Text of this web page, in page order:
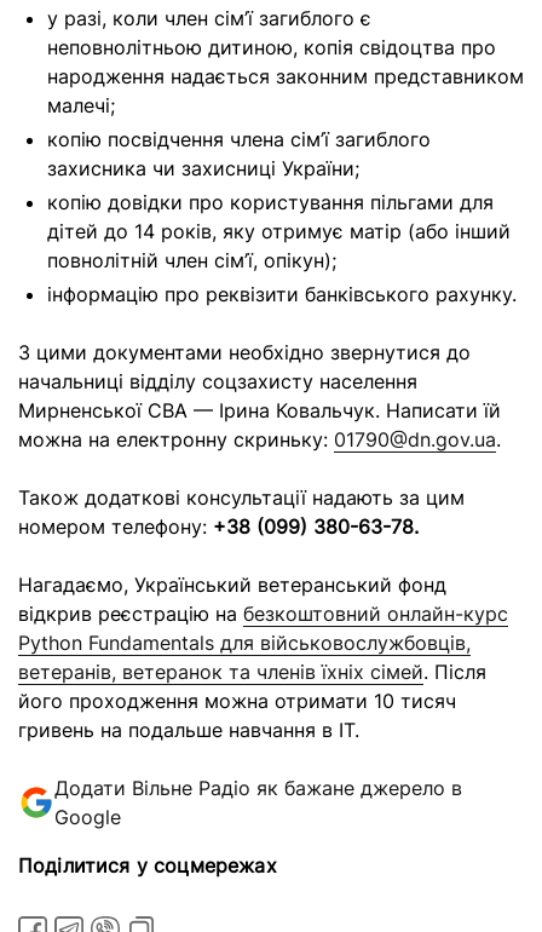
у разі, коли член сім’ї загиблого є
неповнолітньою дитиною, копія свідоцтва про
народження надається законним представником
малечі;
копію посвідчення члена сім’ї загиблого
захисника чи захисниці України;
копію довідки про користування пільгами для
дітей до 14 років, яку отримує матір (або інший
повнолітній член сім’ї, опікун);
інформацію про реквізити банківського рахунку.
З цими документами необхідно звернутися до
начальниці відділу соцзахисту населення
Мирненської СВА — Ірина Ковальчук. Написати їй
можна на електронну скриньку: 01790@dn.gov.ua.
Також додаткові консультації надають за цим
номером телефону: +38 (099) 380-63-78.
Нагадаємо, Український ветеранський фонд
відкрив реєстрацію на безкоштовний онлайн-курс
Python Fundamentals для військовослужбовців,
ветеранів, ветеранок та членів їхніх сімей. Після
його проходження можна отримати 10 тисяч
гривень на подальше навчання в IT.
Додати Вільне Радіо як бажане джерело в
Google
Поділитися у соцмережах